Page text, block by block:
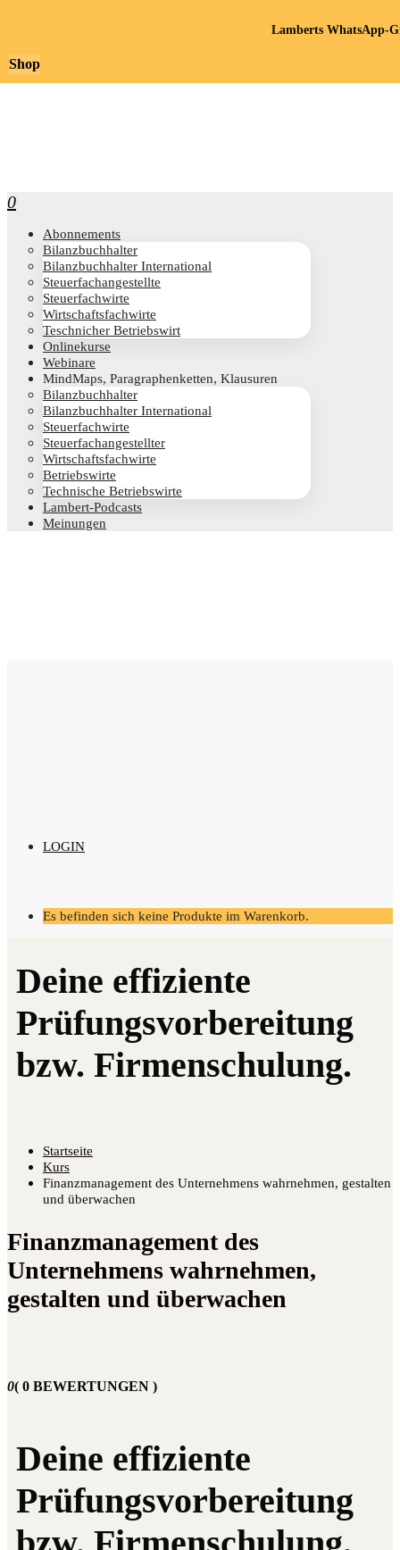
0
Abon­ne­ments
Bilanz­buch­hal­ter
Bilanz­buch­hal­ter International
Steu­er­fach­an­ge­stell­te
Steu­er­fach­wir­te
Wirt­schafts­fach­wir­te
Teschni­cher Betriebswirt
Online­kur­se
Web­i­na­re
Mind­Maps, Para­gra­phen­ket­ten, Klausuren
Bilanz­buch­hal­ter
Bilanz­buch­hal­ter International
Steu­er­fach­wir­te
Steu­er­fach­an­ge­stell­ter
Wirt­schafts­fach­wir­te
Betriebs­wir­te
Tech­ni­sche Betriebswirte
Lam­­bert-Pod­­casts
Mei­nun­gen
LOGIN
Es befinden sich keine Produkte im Warenkorb.
Startseite
Kurs
Finanzmanagement des Unternehmens wahrnehmen, gestalten
und überwachen
Finanzmanagement des
Unternehmens wahrnehmen,
gestalten und überwachen
0( 0 BEWERTUNGEN )
Shop
Lamberts WhatsApp-